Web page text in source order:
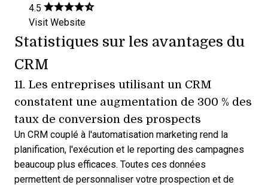
4.5
Visit Website
Statistiques sur les avantages du
CRM
11. Les entreprises utilisant un CRM
constatent une augmentation de 300 % des
taux de conversion des prospects
Un CRM couplé à l'automatisation marketing rend la
planification, l'exécution et le reporting des campagnes
beaucoup plus efficaces. Toutes ces données
permettent de personnaliser votre prospection et de